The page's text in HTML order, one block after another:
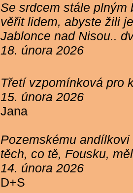
Se srdcem stále
věřit lidem, abyste žili
Jablonce nad Nisou..
18. února 2026
Třetí vzpomínková pro
15. února 2026
Jana
Pozemskému
těch, co tě, Fousku,
14. února 2026
D+S